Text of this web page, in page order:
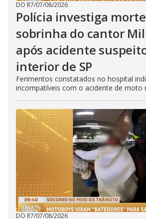
DO R7/07/08/2026
Polícia investiga
sobrinha do cantor
após acidente
interior de SP
Ferimentos constatados no hospital
incompatíveis com o acidente de moto
DO R7/07/08/2026